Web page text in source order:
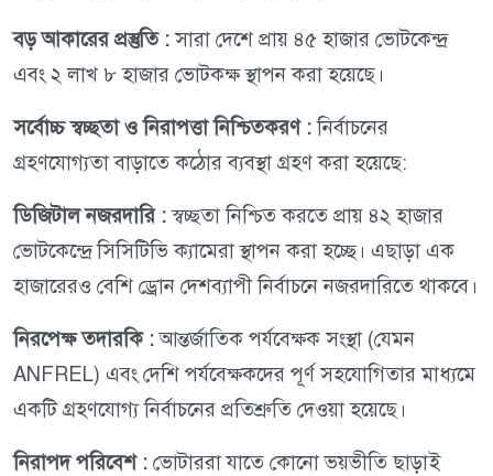
বড় আকারের প্রস্তুতি :সারা দেশে প্রায় ৪৫ হাজার ভোটকেন্দ্র
এবং ২ লাখ ৮ হাজার ভোটকক্ষ স্থাপন করা হয়েছে।
সর্বোচ্চ স্বচ্ছতা ও নিরাপত্তা নিশ্চিতকরণ :নির্বাচনের
গ্রহণযোগ্যতা বাড়াতে কঠোর ব্যবস্থা গ্রহণ করা হয়েছে:
ডিজিটাল নজরদারি :স্বচ্ছতা নিশ্চিত করতে প্রায় ৪২ হাজার
ভোটকেন্দ্রে সিসিটিভি ক্যামেরা স্থাপন করা হচ্ছে। এছাড়া এক
হাজারেরও বেশি ড্রোন দেশব্যাপী নির্বাচনে নজরদারিতে থাকবে।
নিরপেক্ষ তদারকি :আন্তর্জাতিক পর্যবেক্ষক সংস্থা (যেমন
ANFREL) এবং দেশি পর্যবেক্ষকদের পূর্ণ সহযোগিতার মাধ্যমে
একটি গ্রহণযোগ্য নির্বাচনের প্রতিশ্রুতি দেওয়া হয়েছে।
নিরাপদ পরিবেশ : ভোটাররা যাতে কোনো ভয়ভীতি ছাড়াই